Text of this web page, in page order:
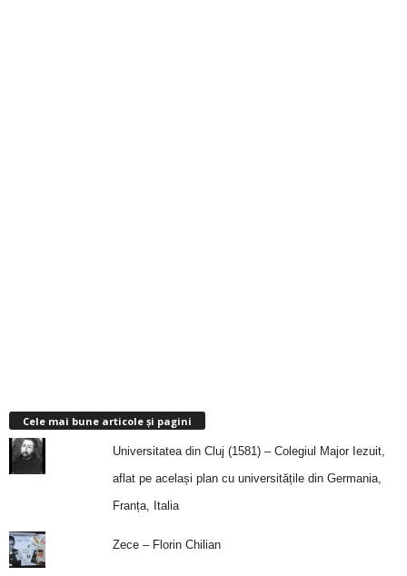
Cele mai bune articole și pagini
Universitatea din Cluj (1581) – Colegiul Major Iezuit,
aflat pe același plan cu universitățile din Germania,
Franța, Italia
Zece – Florin Chilian